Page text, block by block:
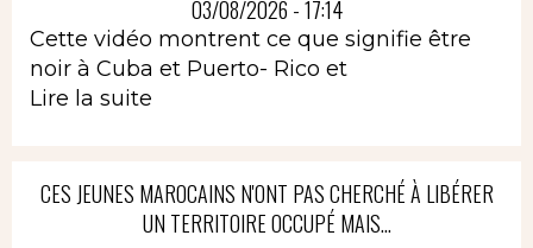
03/08/2026 - 17:14
Cette vidéo montrent ce que signifie être
noir à Cuba et Puerto- Rico et
Lire la suite
CES JEUNES MAROCAINS N'ONT PAS CHERCHÉ À LIBÉRER
UN TERRITOIRE OCCUPÉ MAIS...